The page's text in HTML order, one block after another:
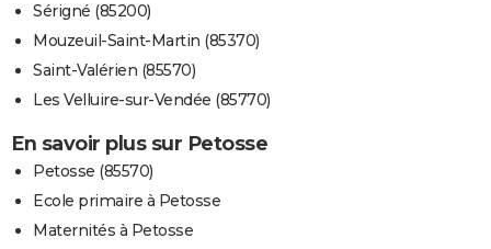
Sérigné (85200)
Mouzeuil-Saint-Martin (85370)
Saint-Valérien (85570)
Les Velluire-sur-Vendée (85770)
En savoir plus sur Petosse
Petosse (85570)
Ecole primaire à Petosse
Maternités à Petosse